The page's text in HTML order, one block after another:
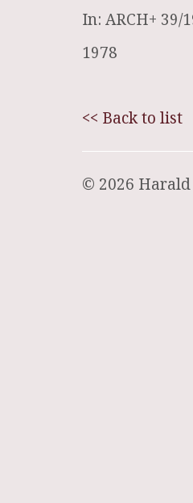
In: ARCH+ 39/
1978
<< Back to list
© 2026 Harald